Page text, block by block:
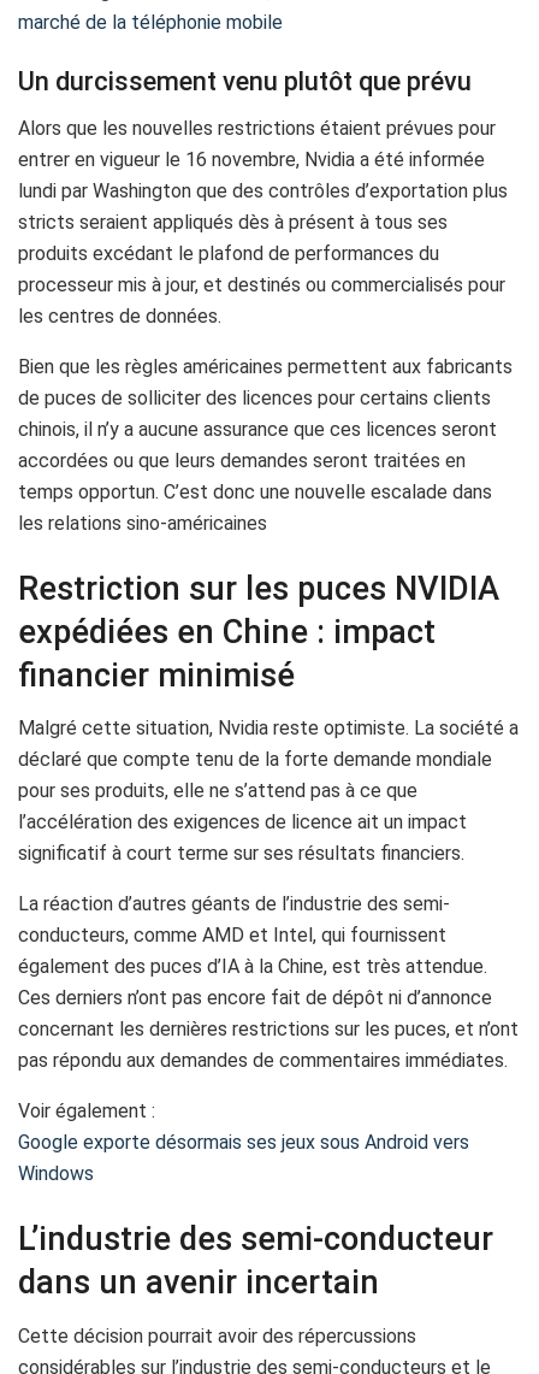
marché de la téléphonie mobile
Un durcissement venu plutôt que prévu
Alors que les nouvelles restrictions étaient prévues pour
entrer en vigueur le 16 novembre, Nvidia a été informée
lundi par Washington que des contrôles d’exportation plus
stricts seraient appliqués dès à présent à tous ses
produits excédant le plafond de performances du
processeur mis à jour, et destinés ou commercialisés pour
les centres de données.
Bien que les règles américaines permettent aux fabricants
de puces de solliciter des licences pour certains clients
chinois, il n’y a aucune assurance que ces licences seront
accordées ou que leurs demandes seront traitées en
temps opportun. C’est donc une nouvelle escalade dans
les relations sino-américaines
Restriction sur les puces NVIDIA
expédiées en Chine : impact
financier minimisé
Malgré cette situation, Nvidia reste optimiste. La société a
déclaré que compte tenu de la forte demande mondiale
pour ses produits, elle ne s’attend pas à ce que
l’accélération des exigences de licence ait un impact
significatif à court terme sur ses résultats financiers.
La réaction d’autres géants de l’industrie des semi-
conducteurs, comme AMD et Intel, qui fournissent
également des puces d’IA à la Chine, est très attendue.
Ces derniers n’ont pas encore fait de dépôt ni d’annonce
concernant les dernières restrictions sur les puces, et n’ont
pas répondu aux demandes de commentaires immédiates.
Voir également :
Google exporte désormais ses jeux sous Android vers
Windows
L’industrie des semi-conducteur
dans un avenir incertain
Cette décision pourrait avoir des répercussions
considérables sur l’industrie des semi-conducteurs et le